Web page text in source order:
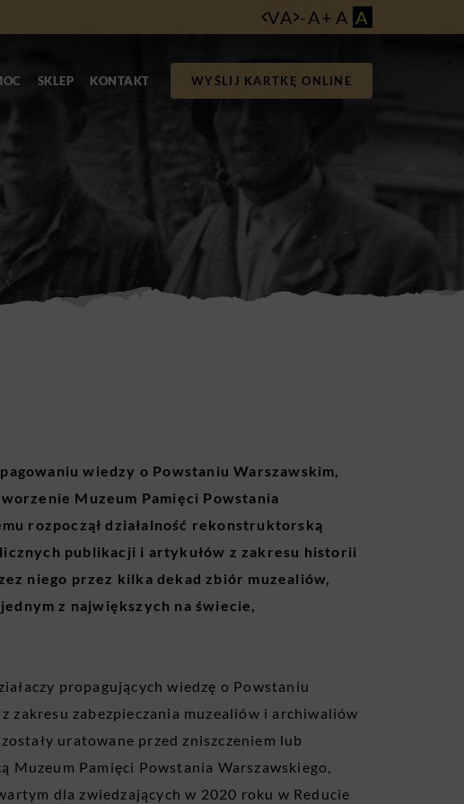
VA -A+ A A
SKLEP KONTAKT WYŚLIJ KARTKĘ ONLINE
wiedzy o Powstaniu Warszawskim,
Muzeum Pamięci Powstania
rozpoczął działalność rekonstruktorską
publikacji i artykułów z zakresu historii
niego przez kilka dekad zbiór muzealiów,
z największych na świecie,
propagujących wiedzę o Powstaniu
zakresu zabezpieczania muzealiów i archiwaliów
uratowane przed zniszczeniem lub
Pamięci Powstania Warszawskiego,
dla zwiedzających w 2020 roku w Reducie